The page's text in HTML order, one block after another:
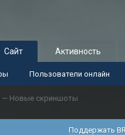
Сайт
Пользователи онлайн
Активность
— Новые скриншоты
Поддержать